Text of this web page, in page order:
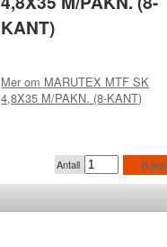
KANT)
Mer om MARUTEX MTF SK
4,8X35 M/PAKN. (8-KANT)
Kjøp
Antall